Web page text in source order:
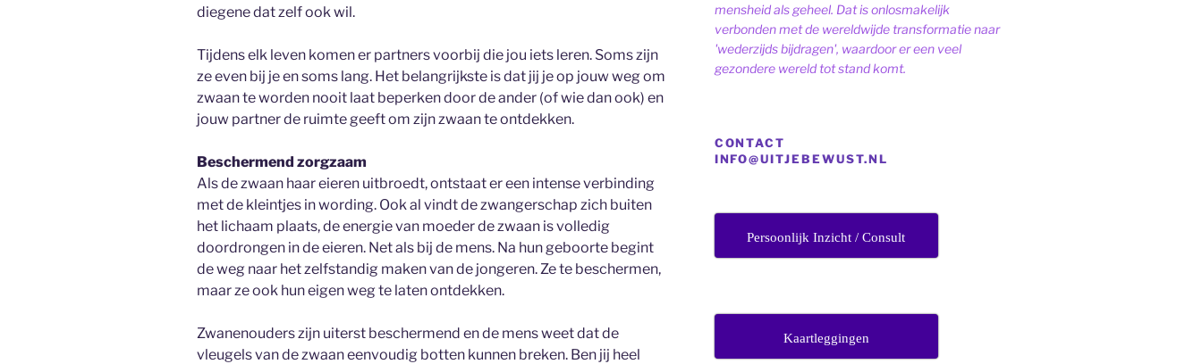
diegene dat zelf ook wil.
Tijdens elk leven komen er partners voorbij die jou iets leren. Soms zijn
ze even bij je en soms lang. Het belangrijkste is dat jij je op jouw weg om
zwaan te worden nooit laat beperken door de ander (of wie dan ook) en
jouw partner de ruimte geeft om zijn zwaan te ontdekken.
Beschermend zorgzaam
Als de zwaan haar eieren uitbroedt, ontstaat er een intense verbinding
met de kleintjes in wording. Ook al vindt de zwangerschap zich buiten
het lichaam plaats, de energie van moeder de zwaan is volledig
doordrongen in de eieren. Net als bij de mens. Na hun geboorte begint
de weg naar het zelfstandig maken van de jongeren. Ze te beschermen,
maar ze ook hun eigen weg te laten ontdekken.
Zwanenouders zijn uiterst beschermend en de mens weet dat de
vleugels van de zwaan eenvoudig botten kunnen breken. Ben jij heel
mensheid als geheel. Dat is onlosmakelijk
verbonden met de wereldwijde transformatie naar
'wederzijds bijdragen', waardoor er een veel
gezondere wereld tot stand komt.
CONTACT
INFO@UITJEBEWUST.NL
Persoonlijk Inzicht / Consult
Kaartleggingen